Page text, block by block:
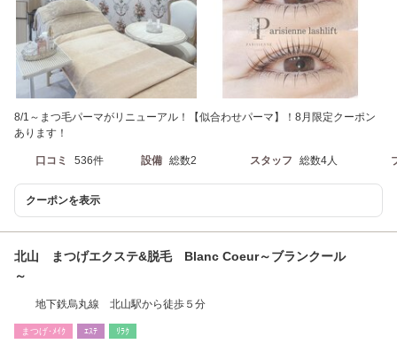
8/1～まつ毛パーマがリニューアル！【似合わせパーマ】！8月限定クーポン
あります！
口コミ 536件 設備 総数2 スタッフ 総数4人
クーポンを表示
北山 まつげエクステ&脱毛 Blanc Coeur～ブランクール
～
地下鉄烏丸線 北山駅から徒歩５分
まつげ･ﾒｲｸ ｴｽﾃ ﾘﾗｸ